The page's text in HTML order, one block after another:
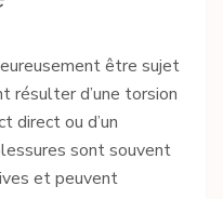
être sujet
résulter d’une torsion
direct ou d’un
sont souvent
et peuvent